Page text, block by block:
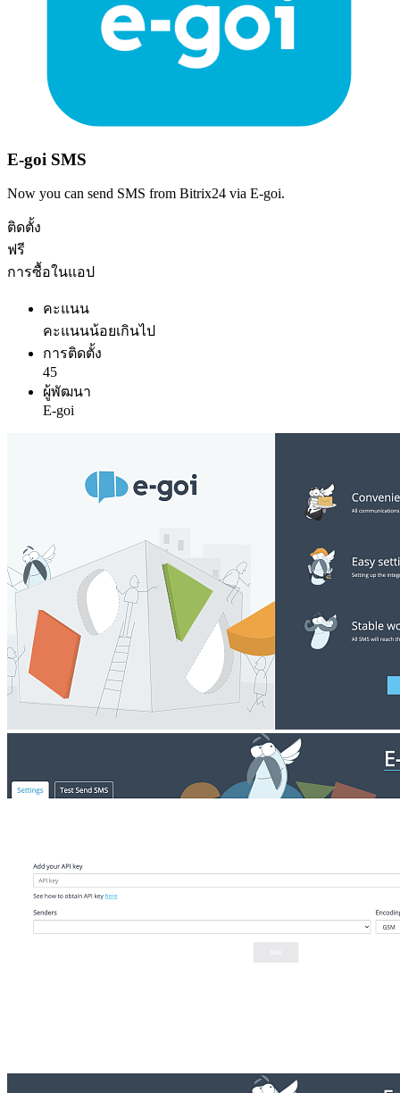
E-goi SMS
Now you can send SMS from Bitrix24 via E-goi.
ติดตั้ง
ฟรี
การซื้อในแอป
คะแนน
คะแนนน้อยเกินไป
การติดตั้ง
45
ผู้พัฒนา
E-goi